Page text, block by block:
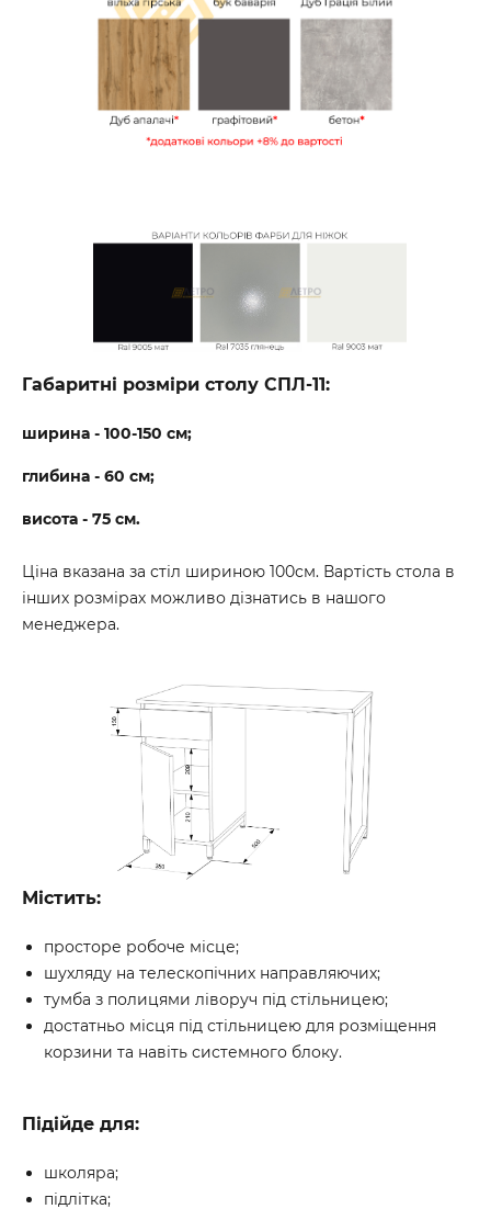
Габаритні розміри столу СПЛ-11:
ширина - 100-150 см;
глибина - 60 см;
висота - 75 см.
Ціна вказана за стіл шириною 100см. Вартість стола в
інших розмірах можливо дізнатись в нашого
менеджера.
Містить:
просторе робоче місце;
шухляду на телескопічних направляючих;
тумба з полицями ліворуч під стільницею;
достатньо місця під стільницею для розміщення
корзини та навіть системного блоку.
Підійде для:
школяра;
підлітка;